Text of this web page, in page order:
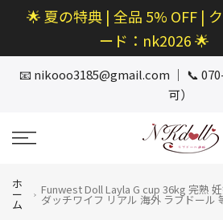
へ
ス
🌟 夏の特典 | 全品 5% OFF |
ード：nk2026 🌟
📧 nikooo3185@gmail.com ｜ 📞
可）
ホ
ー
ム
Funwest Doll Layla G cup 36kg 完熟
ダッチワイフ リアル 海外 ラブドール